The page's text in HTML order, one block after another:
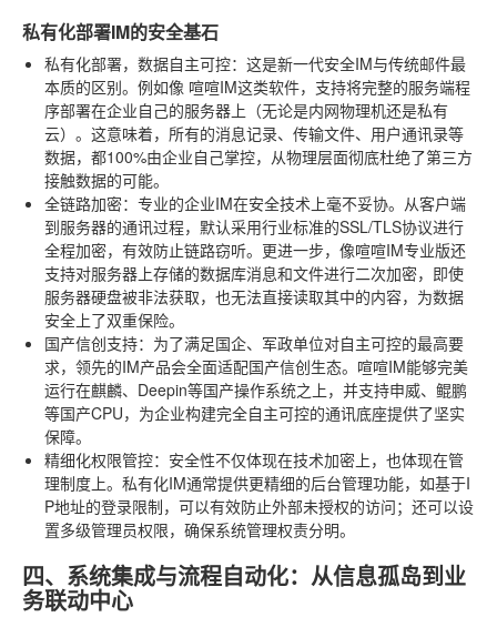
私有化部署IM的安全基石
私有化部署，数据自主可控：这是新一代安全IM与传统邮件最
本质的区别。例如像 喧喧IM这类软件，支持将完整的服务端程
序部署在企业自己的服务器上（无论是内网物理机还是私有
云）。这意味着，所有的消息记录、传输文件、用户通讯录等
数据，都100%由企业自己掌控，从物理层面彻底杜绝了第三方
接触数据的可能。
全链路加密：专业的企业IM在安全技术上毫不妥协。从客户端
到服务器的通讯过程，默认采用行业标准的SSL/TLS协议进行
全程加密，有效防止链路窃听。更进一步，像喧喧IM专业版还
支持对服务器上存储的数据库消息和文件进行二次加密，即使
服务器硬盘被非法获取，也无法直接读取其中的内容，为数据
安全上了双重保险。
国产信创支持：为了满足国企、军政单位对自主可控的最高要
求，领先的IM产品会全面适配国产信创生态。喧喧IM能够完美
运行在麒麟、Deepin等国产操作系统之上，并支持申威、鲲鹏
等国产CPU，为企业构建完全自主可控的通讯底座提供了坚实
保障。
精细化权限管控：安全性不仅体现在技术加密上，也体现在管
理制度上。私有化IM通常提供更精细的后台管理功能，如基于I
P地址的登录限制，可以有效防止外部未授权的访问；还可以设
置多级管理员权限，确保系统管理权责分明。
四、系统集成与流程自动化：从信息孤岛到业
务联动中心